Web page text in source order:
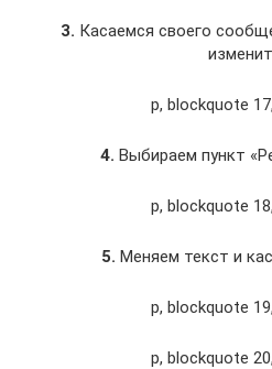
3. Касаемся своего
p, blockquote
4. Выбираем пункт
p, blockquote
5. Меняем текст и
p, blockquote
p, blockquote